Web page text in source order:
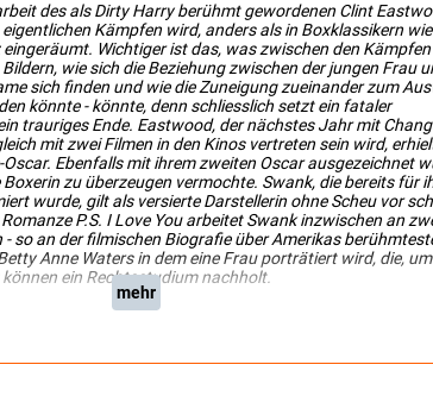
des als Dirty Harry berühmt gewordenen Clint
Kämpfen wird, anders als in Boxklassikern
Wichtiger ist das, was zwischen den
wie sich die Beziehung zwischen der jungen Frau
sich finden und wie die Zuneigung zueinander zum
könnte - könnte, denn schliesslich setzt ein fataler
trauriges Ende. Eastwood, der nächstes Jahr mit
mit zwei Filmen in den Kinos vertreten sein wird,
Ebenfalls mit ihrem zweiten Oscar ausgezeichnet
zu überzeugen vermochte. Swank, die bereits für
wurde, gilt als versierte Darstellerin ohne Scheu vor
P.S. I Love You arbeitet Swank inzwischen an
so an der filmischen Biografie über Amerikas
Anne Waters in dem eine Frau porträtiert wird, die,
ein Rechtsstudium nachholt.
mehr